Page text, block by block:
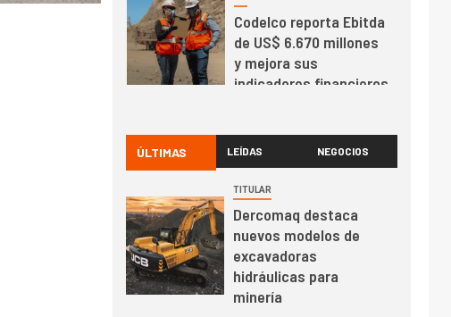
Codelco reporta Ebitda
de US$ 6.670 millones
y mejora sus
indicadores financieros
Codelco Ventanas
prueba camión 100%
eléctrico para
transportar cátodos al
Puerto de San Antonio
2 I+D
Producción minera en
mayo de 2026 cae
10,6%
ÚLTIMAS LEÍDAS NEGOCIOS
TITULAR
Dercomaq destaca
nuevos modelos de
excavadoras
hidráulicas para
minería